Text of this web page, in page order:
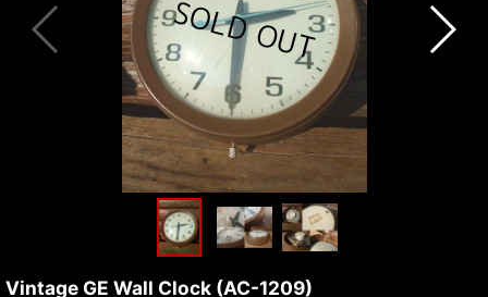
Vintage GE Wall Clock (AC-1209)